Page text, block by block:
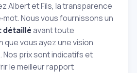
Albert et Fils, la transparence
Nous vous fournissons un
détailléavant toute
que vous ayez une vision
Nos prix sont indicatifs et
le meilleur rapport